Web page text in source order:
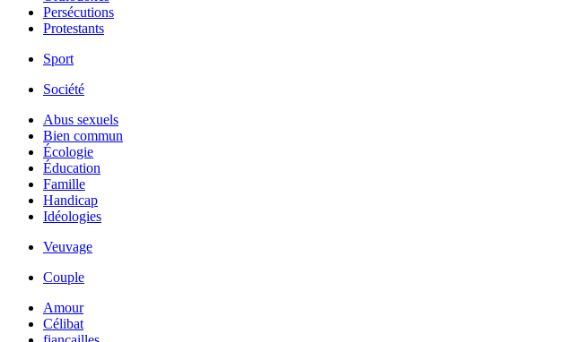
Persécutions
Protestants
Sport
Société
Abus sexuels
Bien commun
Écologie
Éducation
Famille
Handicap
Idéologies
Veuvage
Couple
Amour
Célibat